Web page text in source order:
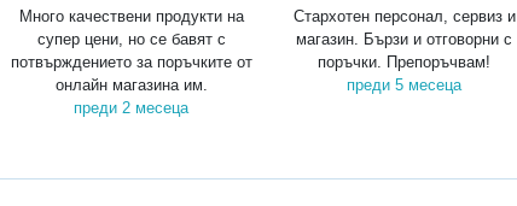
Много качествени продукти на
супер цени, но се бавят с
потвърждението за поръчките от
онлайн магазина им.
преди 2 месеца
Стархотен персонал, сервиз и
магазин. Бързи и отговорни с
поръчки. Препоръчвам!
преди 5 месеца